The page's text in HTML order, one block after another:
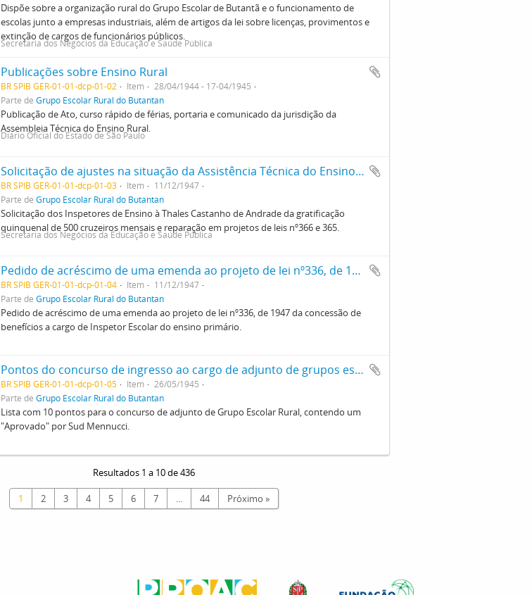
Dispõe sobre a organização rural do Grupo Escolar de Butantã e o funcionamento de
escolas junto a empresas industriais, além de artigos da lei sobre licenças, provimentos e
extinção de cargos de funcionários públicos.
Secretaria dos Negócios da Educação e Saúde Pública
Publicações sobre Ensino Rural
BR SPIB GER-01-01-dcp-01-02 Item
28/04/1944 - 17-04/1945
Parte de Grupo Escolar Rural do Butantan
Publicação de Ato, curso rápido de férias, portaria e comunicado da jurisdição da
Assembleia Técnica do Ensino Rural.
Diário Oficial do Estado de São Paulo
Solicitação de ajustes na situação da Assistência Técnica do Ensino Rural
BR SPIB GER-01-01-dcp-01-03 Item
11/12/1947
Parte de Grupo Escolar Rural do Butantan
Solicitação dos Inspetores de Ensino à Thales Castanho de Andrade da gratificação
quinquenal de 500 cruzeiros mensais e reparação em projetos de leis nº366 e 365.
Secretaria dos Negócios da Educação e Saúde Pública
Pedido de acréscimo de uma emenda ao projeto de lei nº336, de 1947
BR SPIB GER-01-01-dcp-01-04 Item
11/12/1947
Parte de Grupo Escolar Rural do Butantan
Pedido de acréscimo de uma emenda ao projeto de lei nº336, de 1947 da concessão de
benefícios a cargo de Inspetor Escolar do ensino primário.
Pontos do concurso de ingresso ao cargo de adjunto de grupos escolares rurais
BR SPIB GER-01-01-dcp-01-05 Item
26/05/1945
Parte de Grupo Escolar Rural do Butantan
Lista com 10 pontos para o concurso de adjunto de Grupo Escolar Rural, contendo um
"Aprovado" por Sud Mennucci.
Resultados 1 a 10 de 436
1 2 3 4 5 6 7 ... 44 Próximo »